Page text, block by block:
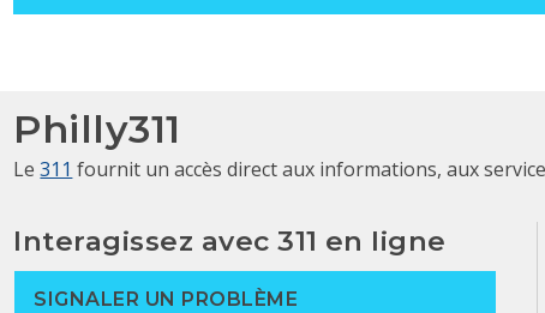
Philly311
Le311 fournit un accès direct aux informations, aux
Interagissez avec 311 en ligne
SIGNALER UN PROBLÈME